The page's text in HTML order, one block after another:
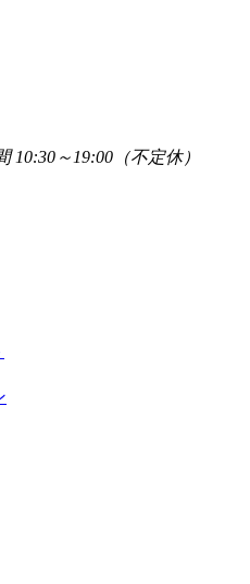
10:30～19:00（不定休）